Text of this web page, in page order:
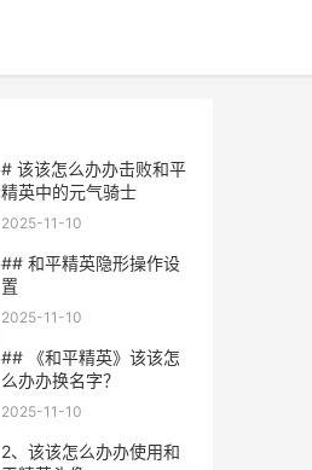
# 该该怎么办办击败和平
精英中的元气骑士
2025-11-10
## 和平精英隐形操作设
置
2025-11-10
## 《和平精英》该该怎
么办办换名字？
2025-11-10
2、该该怎么办办使用和